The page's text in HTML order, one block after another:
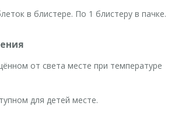
в блистере. По 1 блистеру в пачке.
от света месте при температуре
для детей месте.